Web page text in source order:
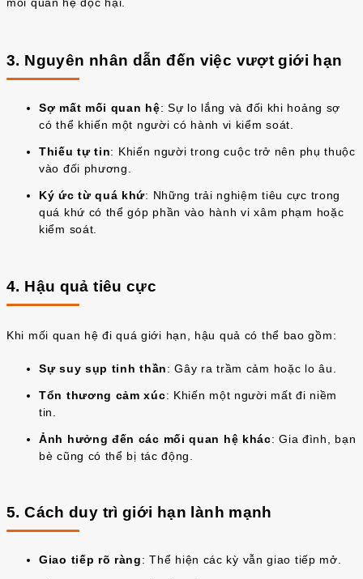
3. Nguyên nhân dẫn đến việc vượt giới hạn
Sợ mất mối quan hệ: Sự lo lắng và đối khi hoảng sợ
có thể khiến một người có hành vi kiểm soát.
Thiếu tự tin: Khiến người trong cuộc trở nên phụ thuộc
vào đối phương.
Ký ức từ quá khứ: Những trải nghiệm tiêu cực trong
quá khứ có thể góp phần vào hành vi xâm phạm hoặc
kiểm soát.
4. Hậu quả tiêu cực
Khi mối quan hệ đi quá giới hạn, hậu quả có thể bao gồm:
Sự suy sụp tinh thần: Gây ra trầm cảm hoặc lo âu.
Tổn thương cảm xúc: Khiến một người mất đi niềm
tin.
Ảnh hưởng đến các mối quan hệ khác: Gia đình, bạn
bè cũng có thể bị tác động.
5. Cách duy trì giới hạn lành mạnh
Giao tiếp rõ ràng: Thể hiện các kỳ vẫn giao tiếp mở.